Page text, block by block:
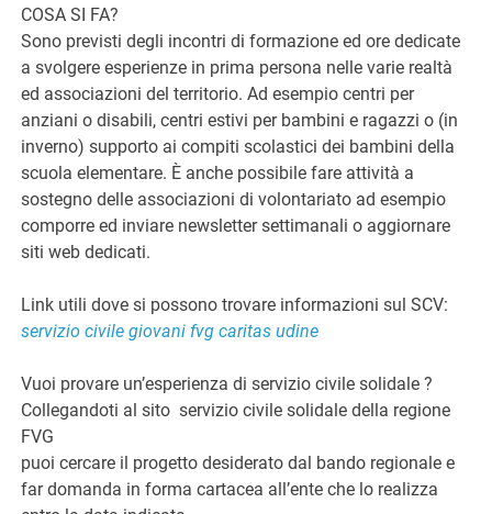
COSA SI FA?
Sono previsti degli incontri di formazione ed ore dedicate
a svolgere esperienze in prima persona nelle varie realtà
ed associazioni del territorio. Ad esempio centri per
anziani o disabili, centri estivi per bambini e ragazzi o (in
inverno) supporto ai compiti scolastici dei bambini della
scuola elementare. È anche possibile fare attività a
sostegno delle associazioni di volontariato ad esempio
comporre ed inviare newsletter settimanali o aggiornare
siti web dedicati.
Link utili dove si possono trovare informazioni sul SCV:
servizio civilegiovani fvgcaritas udine
Vuoi provare un’esperienza di servizio civile solidale ?
Collegandoti al sito servizio civile solidale della regione
FVG
puoi cercare il progetto desiderato dal bando regionale e
far domanda in forma cartacea all’ente che lo realizza